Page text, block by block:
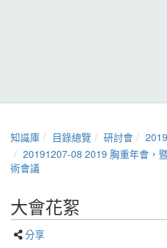
知識庫 目錄總覽 研討會
2019
20191207-08 2019 胸重年會，
術會議
大會花絮
分享